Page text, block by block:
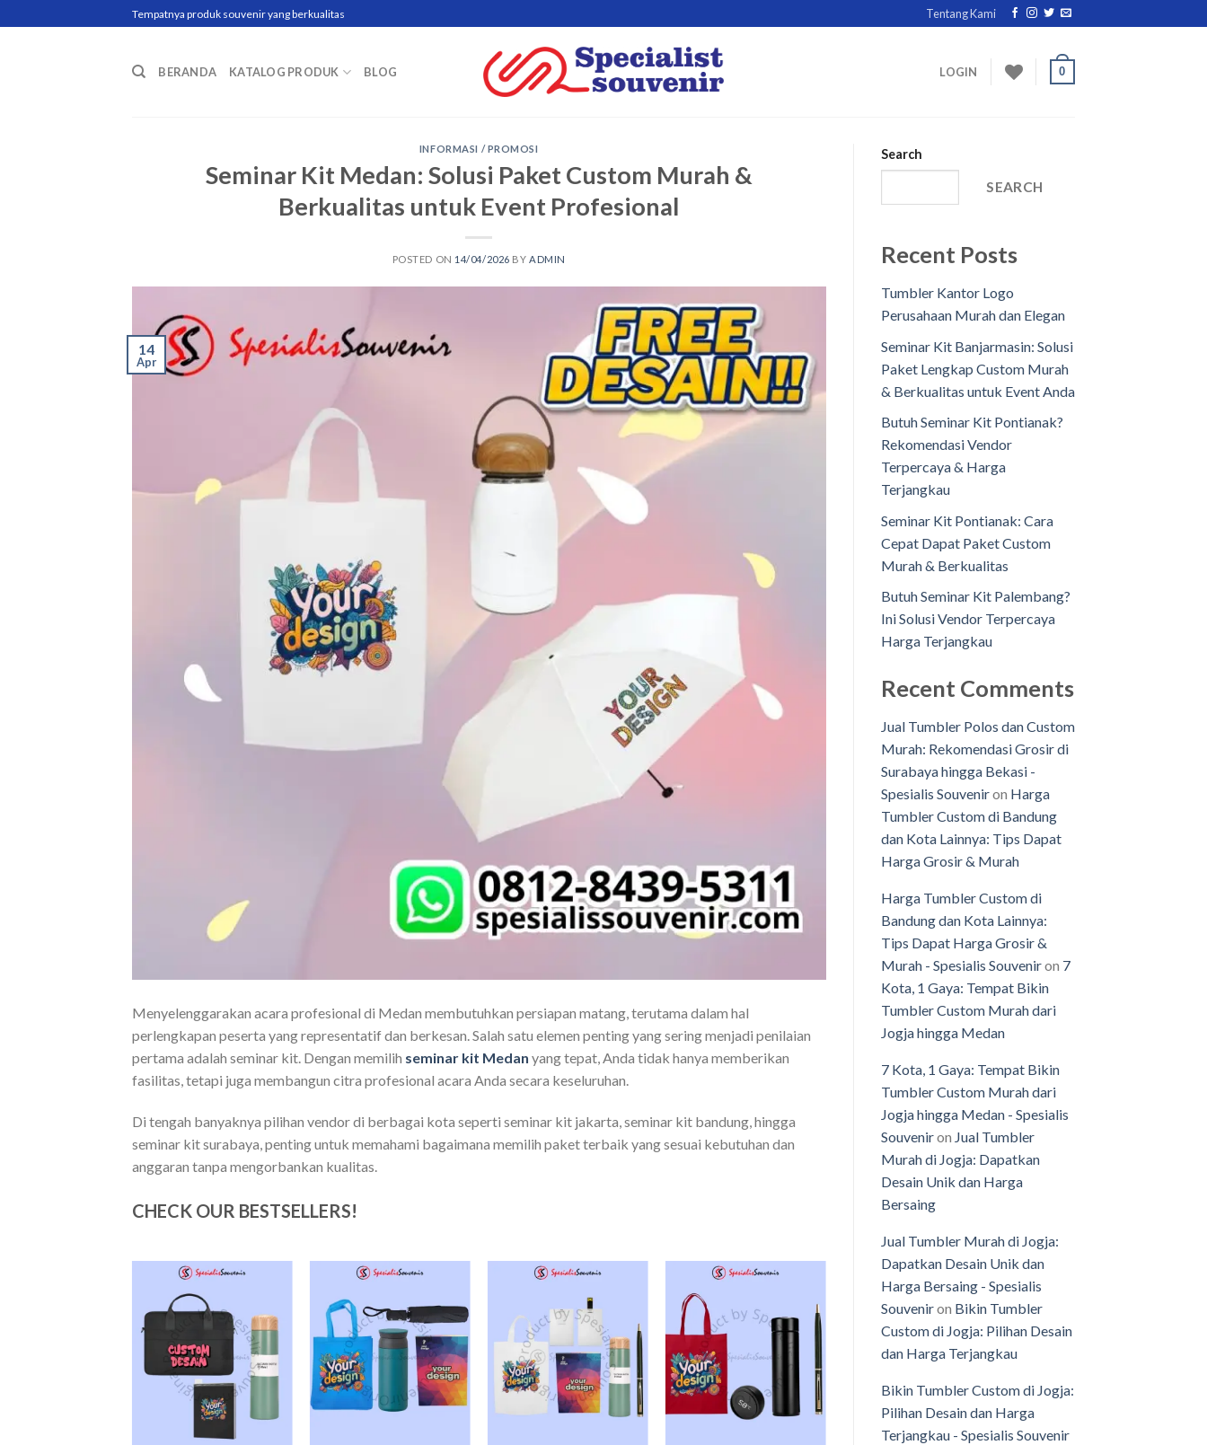
to
Tempatnya produk souvenir yang berkualitas Tentang Kami
BERANDA KATALOG PRODUK BLOG LOGIN 0
INFORMASI / PROMOSI
Seminar Kit Medan: Solusi Paket Custom Murah &
Berkualitas untuk Event Profesional
POSTED ON 14/04/2026 BY ADMIN
14
Apr
Menyelenggarakan acara profesional di Medan membutuhkan persiapan matang, terutama dalam hal
perlengkapan peserta yang representatif dan berkesan. Salah satu elemen penting yang sering menjadi penilaian
pertama adalah seminar kit. Dengan memilih seminar kit Medan yang tepat, Anda tidak hanya memberikan
fasilitas, tetapi juga membangun citra profesional acara Anda secara keseluruhan.
Di tengah banyaknya pilihan vendor di berbagai kota seperti seminar kit jakarta, seminar kit bandung, hingga
seminar kit surabaya, penting untuk memahami bagaimana memilih paket terbaik yang sesuai kebutuhan dan
anggaran tanpa mengorbankan kualitas.
CHECK OUR BESTSELLERS!
Add to
wishlist
Add to
wishlist
Add to
wishlist
Add to
wishlist
Search
SEARCH
Recent Posts
Tumbler Kantor Logo
Perusahaan Murah dan Elegan
Seminar Kit Banjarmasin: Solusi
Paket Lengkap Custom Murah
& Berkualitas untuk Event Anda
Butuh Seminar Kit Pontianak?
Rekomendasi Vendor
Terpercaya & Harga
Terjangkau
Seminar Kit Pontianak: Cara
Cepat Dapat Paket Custom
Murah & Berkualitas
Butuh Seminar Kit Palembang?
Ini Solusi Vendor Terpercaya
Harga Terjangkau
Recent Comments
Jual Tumbler Polos dan Custom
Murah: Rekomendasi Grosir di
Surabaya hingga Bekasi -
Spesialis Souveniron Harga
Tumbler Custom di Bandung
dan Kota Lainnya: Tips Dapat
Harga Grosir & Murah
Harga Tumbler Custom di
Bandung dan Kota Lainnya:
Tips Dapat Harga Grosir &
Murah - Spesialis Souveniron 7
Kota, 1 Gaya: Tempat Bikin
Tumbler Custom Murah dari
Jogja hingga Medan
7 Kota, 1 Gaya: Tempat Bikin
Tumbler Custom Murah dari
Jogja hingga Medan - Spesialis
Souveniron Jual Tumbler
Murah di Jogja: Dapatkan
Desain Unik dan Harga
Bersaing
Jual Tumbler Murah di Jogja:
Dapatkan Desain Unik dan
Harga Bersaing - Spesialis
Souveniron Bikin Tumbler
Custom di Jogja: Pilihan Desain
dan Harga Terjangkau
Bikin Tumbler Custom di Jogja:
Pilihan Desain dan Harga
Terjangkau - Spesialis Souvenir